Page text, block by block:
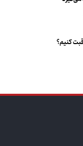
کنیم؟